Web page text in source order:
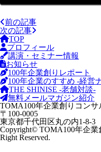
前の記事
次の記事
TOP
プロフィール
講演・セミナー情報
お知らせ
100年企業創りレポート
100年企業のすすめ -経営
THE SHINISE -老舗対談-
無料メールマガジン紹介
TOMA100年企業創りコン
〒100-0005
東京都千代田区丸の内1-8-3
Copyright© TOMA100年企業
Right Reserved.